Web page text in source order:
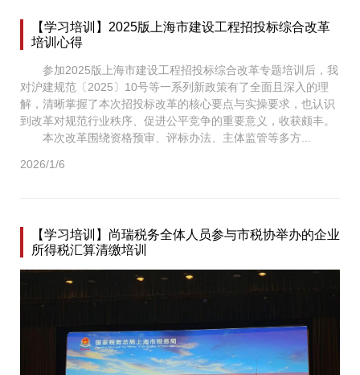
【学习培训】2025版上海市建设工程招投标综合改革
培训心得
参加2025版上海市建设工程招投标综合改革专题培训后，我
对沪建规范〔2025〕10号等一系列新政策有了全面且深入的理
解，清晰掌握了本次招投标改革的核心要点与实操要求，也认识
到改革对规范行业秩序、促进公平竞争的重要意义，收获颇丰。
本次改革围绕资格预审、评标办法、主体监管等多方...
2026/1/6
【学习培训】尚瑞税务全体人员参与市税协举办的企业
所得税汇算清缴培训